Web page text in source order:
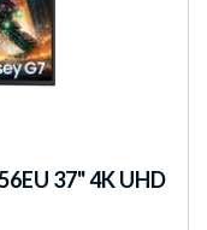
37" 4K UHD